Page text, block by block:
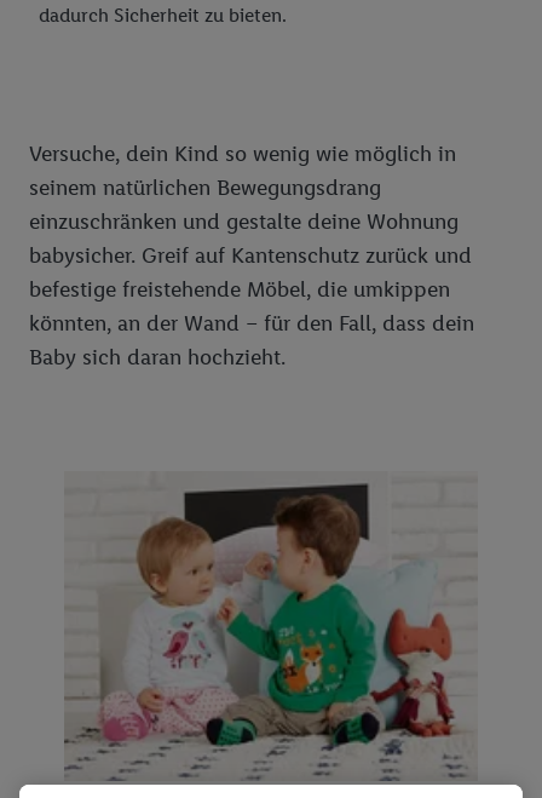
dadurch Sicherheit zu bieten.
Versuche, dein Kind so wenig wie möglich in
seinem natürlichen Bewegungsdrang
einzuschränken und gestalte deine Wohnung
babysicher. Greif auf Kantenschutz zurück und
befestige freistehende Möbel, die umkippen
könnten, an der Wand – für den Fall, dass dein
Baby sich daran hochzieht.